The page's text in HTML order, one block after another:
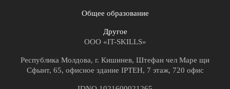
Общее образование
Другое
ООО «IT-SKILLS»
Республика Молдова, г. Кишинев, Штефан чел Маре щи
Сфынт, 65, офисное здание IPTEH, 7 этаж, 720 офис